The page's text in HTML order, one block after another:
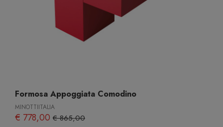
Formosa Appoggiata Comodino
MINOTTIITALIA
€ 778,00 € 865,00